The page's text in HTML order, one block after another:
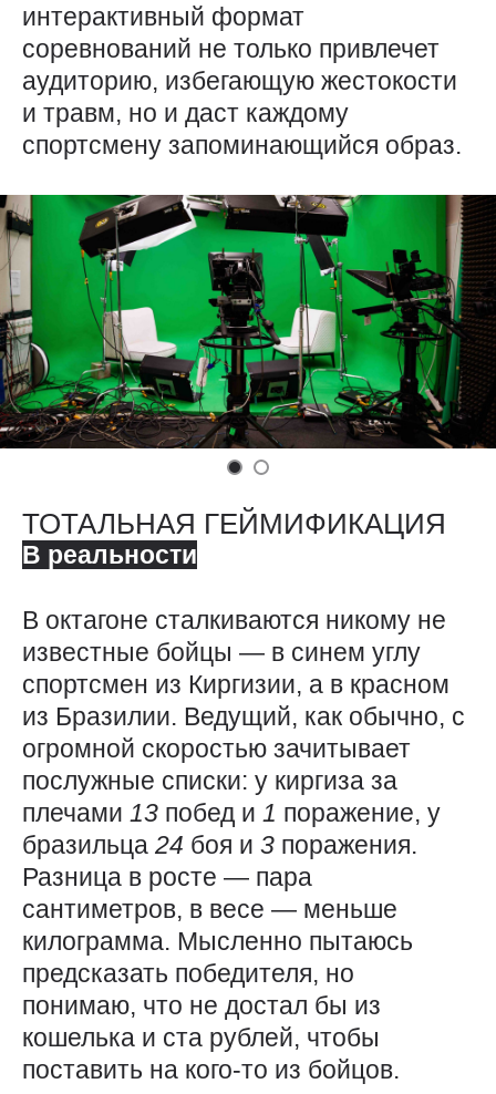
интерактивный формат
соревнований не только привлечет
аудиторию, избегающую жестокости
и травм, но и даст каждому
спортсмену запоминающийся образ.
ТОТАЛЬНАЯ ГЕЙМИФИКАЦИЯ
В реальности
В октагоне сталкиваются никому не
известные бойцы — ​в синем углу
спортсмен из Киргизии, а в красном
из Бразилии. Ведущий, как обычно, с
огромной скоростью зачитывает
послужные списки: у киргиза за
плечами 13 побед и 1 поражение, у
бразильца 24 боя и 3 поражения.
Разница в росте — ​пара
сантиметров, в весе — ​меньше
килограмма. Мысленно пытаюсь
предсказать победителя, но
понимаю, что не достал бы из
кошелька и ста рублей, чтобы
поставить на кого-то из бойцов.